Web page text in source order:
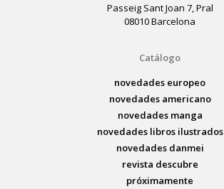
Passeig Sant Joan 7, Pral
08010 Barcelona
Catálogo
novedades europeo
novedades americano
novedades manga
novedades libros ilustrados
novedades danmei
revista descubre
próximamente